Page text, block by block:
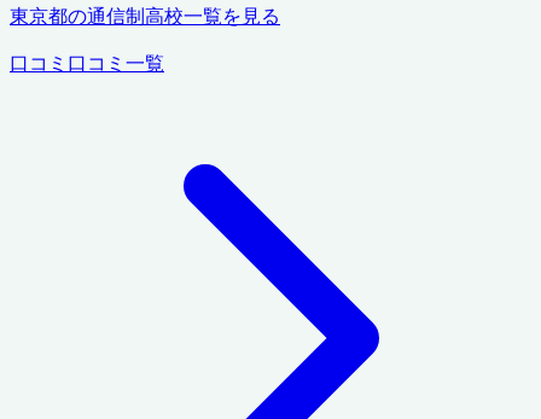
東京都の通信制高校一覧を見る
口コミ 口コミ一覧